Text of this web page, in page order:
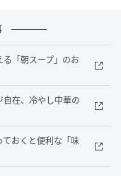
「朝スープ」のお
在、冷やし中華の
おくと便利な「味